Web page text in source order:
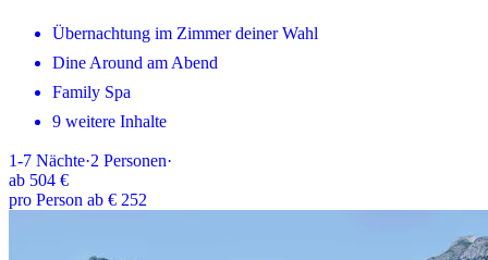
Übernachtung im Zimmer deiner Wahl
Dine Around am Abend
Family Spa
9 weitere Inhalte
1-7 Nächte·2 Personen·
ab 504 €
pro Person ab € 252